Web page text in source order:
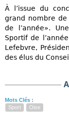
À l’issue du
grand nombre
de l’année».
Sportif de
Lefebvre,
des élus du
Mots Clés :
Sport
Oise